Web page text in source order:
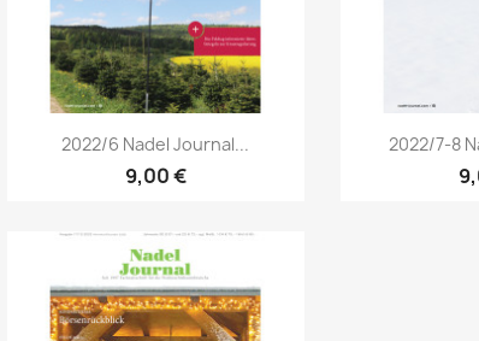
Vorschau
2022/6 Nadel Journal...
9,00 €

2022/7-8